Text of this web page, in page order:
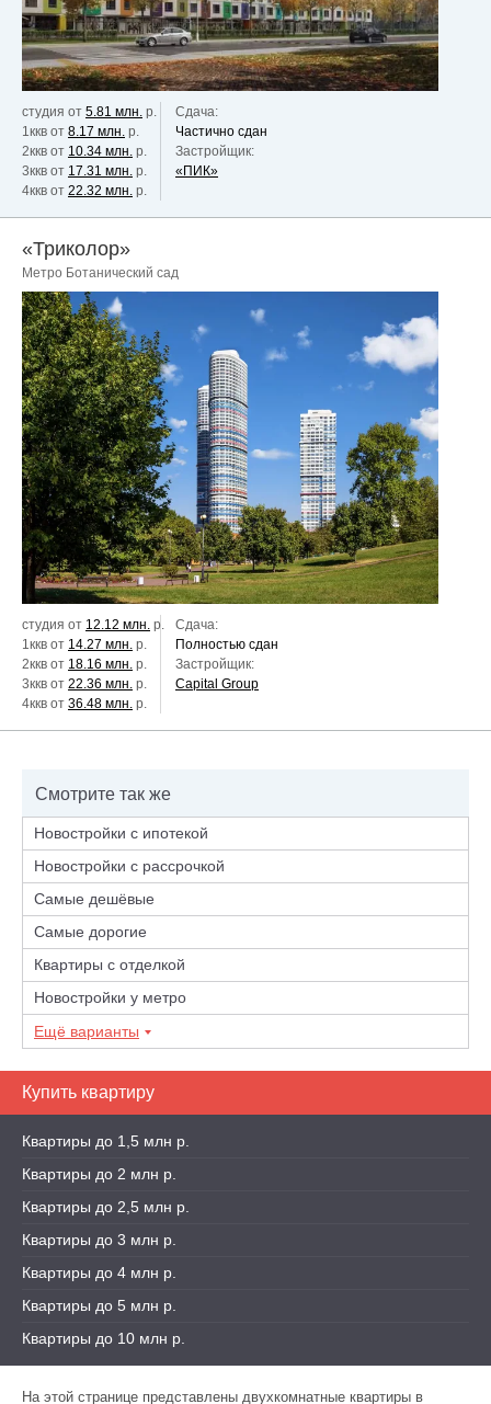
студия от 5.81 млн. р.
1ккв от 8.17 млн. р.
2ккв от 10.34 млн. р.
3ккв от 17.31 млн. р.
4ккв от 22.32 млн. р.
Сдача:
Частично сдан
Застройщик:
«ПИК»
«Триколор»
Метро Ботанический сад
студия от 12.12 млн. р.
1ккв от 14.27 млн. р.
2ккв от 18.16 млн. р.
3ккв от 22.36 млн. р.
4ккв от 36.48 млн. р.
Сдача:
Полностью сдан
Застройщик:
Capital Group
Смотрите так же
Новостройки с ипотекой
Новостройки с рассрочкой
Самые дешёвые
Самые дорогие
Квартиры с отделкой
Новостройки у метро
Ещё варианты
Купить квартиру
Квартиры до 1,5 млн р.
Квартиры до 2 млн р.
Квартиры до 2,5 млн р.
Квартиры до 3 млн р.
Квартиры до 4 млн р.
Квартиры до 5 млн р.
Квартиры до 10 млн р.
На этой странице представлены двухкомнатные квартиры в